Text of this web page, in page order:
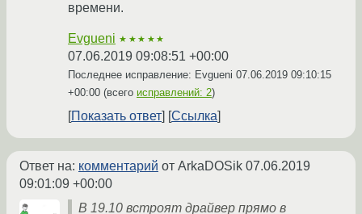
времени.
Evgueni ★★★★★
07.06.2019 09:08:51 +00:00
Последнее исправление: Evgueni 07.06.2019 09:10:15
+00:00 (всего исправлений: 2)
Показать ответ Ссылка
Ответ на: комментарий от ArkaDOSik 07.06.2019
09:01:09 +00:00
В 19.10 встроят драйвер прямо в